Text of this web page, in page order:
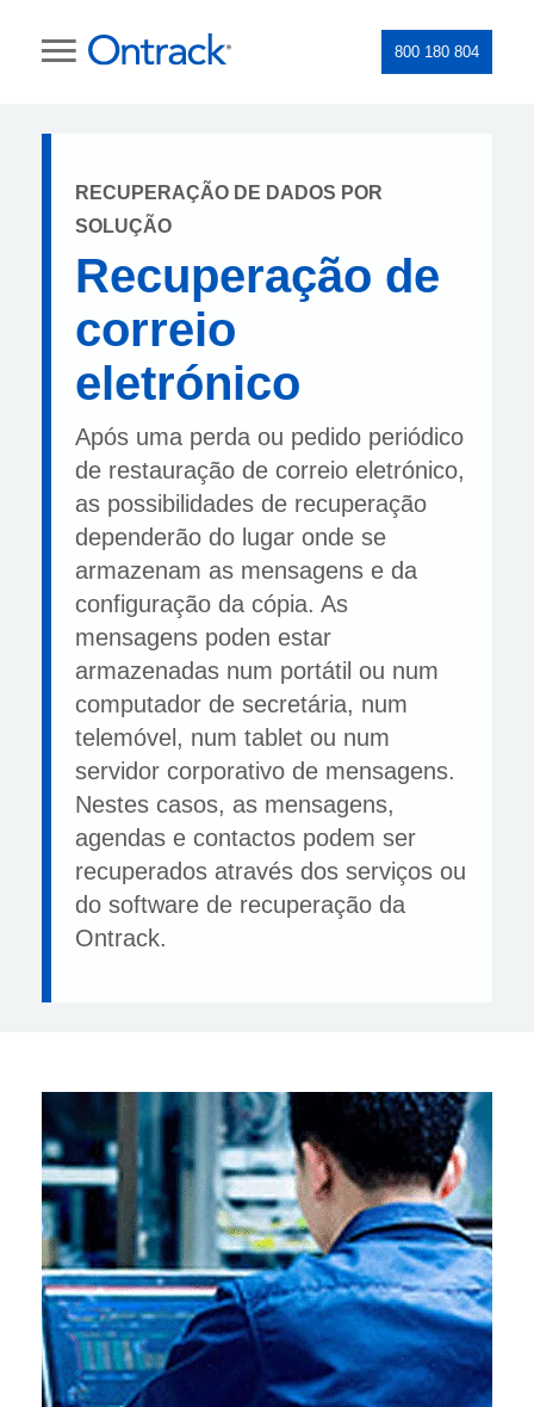
800 180 804
RECUPERAÇÃO DE DADOS POR
SOLUÇÃO
Recuperação de
correio
eletrónico
Após uma perda ou pedido periódico
de restauração de correio eletrónico,
as possibilidades de recuperação
dependerão do lugar onde se
armazenam as mensagens e da
configuração da cópia. As
mensagens poden estar
armazenadas num portátil ou num
computador de secretária, num
telemóvel, num tablet ou num
servidor corporativo de mensagens.
Nestes casos, as mensagens,
agendas e contactos podem ser
recuperados através dos serviços ou
do software de recuperação da
Ontrack.